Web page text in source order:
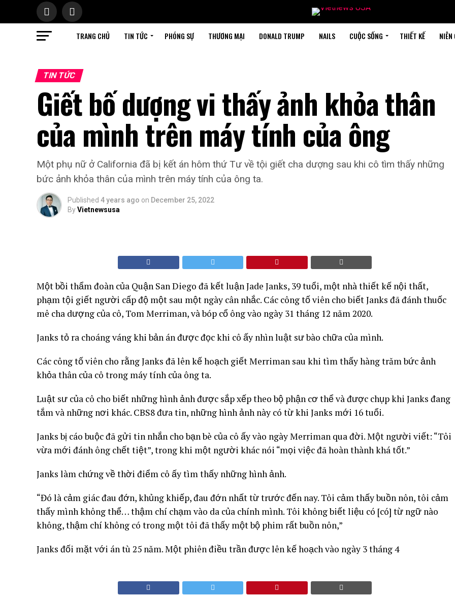
TRANG CHỦ TIN TỨC PHÓNG SỰ THƯƠNG MẠI DONALD TRUMP NAILS CUỘC SỐNG THIẾT KẾ NIÊN
TIN TỨC
Giết bố dượng vi thấy ảnh khỏa thân
của mình trên máy tính của ông
Một phụ nữ ở California đã bị kết án hôm thứ Tư về tội giết cha dượng sau khi cô tìm thấy những
bức ảnh khỏa thân của mình trên máy tính của ông ta.
Published 4 years ago on December 25, 2022
ByVietnewsusa
Một bồi thẩm đoàn của Quận San Diego đã kết luận Jade Janks, 39 tuổi, một nhà thiết kế nội thất,
phạm tội giết người cấp độ một sau một ngày cân nhắc. Các công tố viên cho biết Janks đã đánh thuốc
mê cha dượng của cô, Tom Merriman, và bóp cổ ông vào ngày 31 tháng 12 năm 2020.
Janks tỏ ra choáng váng khi bản án được đọc khi cô ấy nhìn luật sư bào chữa của mình.
Các công tố viên cho rằng Janks đã lên kế hoạch giết Merriman sau khi tìm thấy hàng trăm bức ảnh
khỏa thân của cô trong máy tính của ông ta.
Luật sư của cô cho biết những hình ảnh được sắp xếp theo bộ phận cơ thể và được chụp khi Janks đang
tắm và những nơi khác. CBS8 đưa tin, những hình ảnh này có từ khi Janks mới 16 tuổi.
Janks bị cáo buộc đã gửi tin nhắn cho bạn bè của cô ấy vào ngày Merriman qua đời. Một người viết: “Tôi
vừa mới đánh ông chết tiệt”, trong khi một người khác nói “mọi việc đã hoàn thành khá tốt.”
Janks làm chứng về thời điểm cô ấy tìm thấy những hình ảnh.
“Đó là cảm giác đau đớn, khủng khiếp, đau đớn nhất từ ​​trước đến nay. Tôi cảm thấy buồn nôn, tôi cảm
thấy mình không thể… thậm chí chạm vào da của chính mình. Tôi không biết liệu có [có] từ ngữ nào
không, thậm chí không có trong một tôi đã thấy một bộ phim rất buồn nôn,”
Janks đối mặt với án tù 25 năm. Một phiên điều trần được lên kế hoạch vào ngày 3 tháng 4